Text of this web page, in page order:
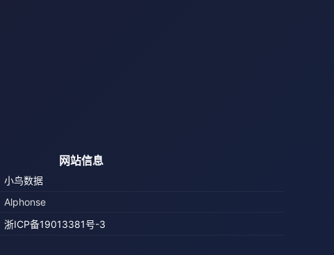
网站信息
小鸟数据
Alphonse
浙ICP备19013381号-3